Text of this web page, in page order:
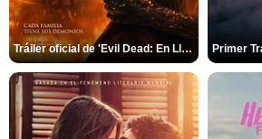
Tráiler oficial de 'Evil Dead: En Llamas'